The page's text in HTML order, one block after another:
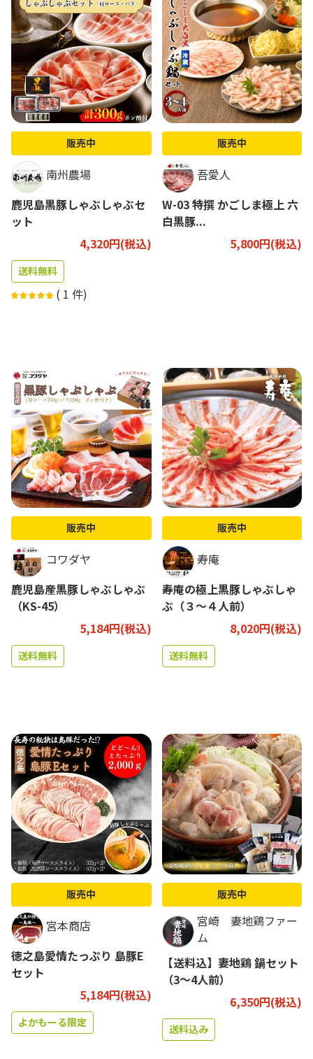
販売中
南州農場
鹿児島黒豚しゃぶしゃぶセ
ット
4,320円(税込)
送料無料
( 1 件)
販売中
吾愛人
W-03 特撰 かごしま極上 六
白黒豚...
5,800円(税込)
販売中
コワダヤ
鹿児島産黒豚しゃぶしゃぶ
（KS-45）
5,184円(税込)
送料無料
販売中
寿庵
寿庵の極上黒豚しゃぶしゃ
ぶ（３～４人前）
8,020円(税込)
送料無料
販売中
宮本商店
徳之島愛情たっぷり 島豚E
セット
5,184円(税込)
よかもーる限定
販売中
宮崎 妻地鶏ファー
ム
【送料込】妻地鶏 鍋セット
（3～4人前）
6,350円(税込)
送料込み